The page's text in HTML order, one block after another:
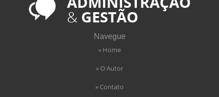
Navegue
» Home
» O Autor
» Contato